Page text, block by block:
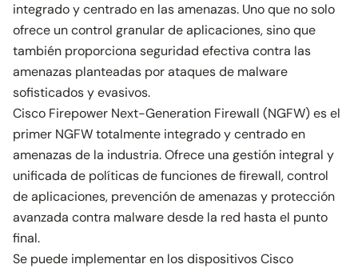
integrado y centrado en las amenazas. Uno que no solo
ofrece un control granular de aplicaciones, sino que
también proporciona seguridad efectiva contra las
amenazas planteadas por ataques de malware
sofisticados y evasivos.
Cisco Firepower Next-Generation Firewall (NGFW) es el
primer NGFW totalmente integrado y centrado en
amenazas de la industria. Ofrece una gestión integral y
unificada de políticas de funciones de firewall, control
de aplicaciones, prevención de amenazas y protección
avanzada contra malware desde la red hasta el punto
final.
Se puede implementar en los dispositivos Cisco